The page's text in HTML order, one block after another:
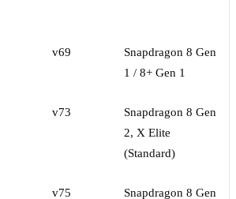
v69
Snapdragon 8 Gen
1 / 8+ Gen 1
v73
Snapdragon 8 Gen
2, X Elite
(Standard)
v75
Snapdragon 8 Gen